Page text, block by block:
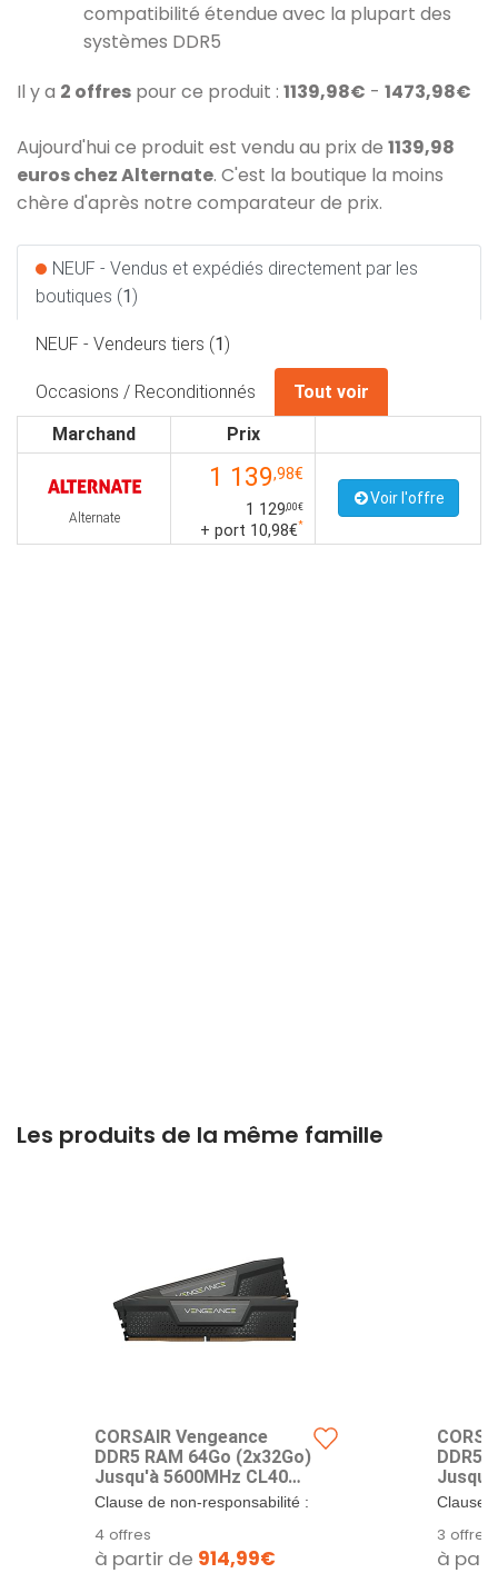
compatibilité étendue avec la plupart des
systèmes DDR5
Il y a 2 offres pour ce produit : 1139,98€ - 1473,98€
Aujourd'hui ce produit est vendu au prix de 1139,98
euros chez Alternate. C'est la boutique la moins
chère d'après notre comparateur de prix.
NEUF - Vendus et expédiés directement par les
boutiques (1)
NEUF - Vendeurs tiers (1)
Occasions / Reconditionnés
Tout voir
Marchand
Prix
Alternate
1 139,98€
1 129,00€
+ port 10,98€*
Voir l'offre
Les produits de la même famille
CORSAIR Vengeance
DDR5 RAM 64Go (2x32Go)
Jusqu'à 5600MHz CL40
Intel XMP 3.0 Mémoire
pour Ordinateur de
Bureau - Noir
(CMK64GX5M2B5600C40)
Clause de non-responsabilité :
un...
4 offres
à partir de 914,99€
DDR5
Intel
Clause
un...
3 offres
à